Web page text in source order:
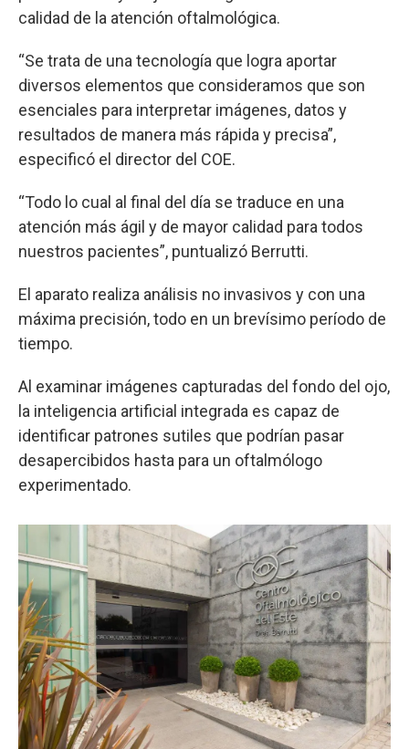
calidad de la atención oftalmológica.
“Se trata de una tecnología que logra aportar
diversos elementos que consideramos que son
esenciales para interpretar imágenes, datos y
resultados de manera más rápida y precisa”,
especificó el director del COE.
“Todo lo cual al final del día se traduce en una
atención más ágil y de mayor calidad para todos
nuestros pacientes”, puntualizó Berrutti.
El aparato realiza análisis no invasivos y con una
máxima precisión, todo en un brevísimo período de
tiempo.
Al examinar imágenes capturadas del fondo del ojo,
la inteligencia artificial integrada es capaz de
identificar patrones sutiles que podrían pasar
desapercibidos hasta para un oftalmólogo
experimentado.